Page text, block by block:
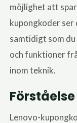
möjlighet att
kupongkoder ser
samtidigt som
och funktioner
inom teknik.
Lenovo-